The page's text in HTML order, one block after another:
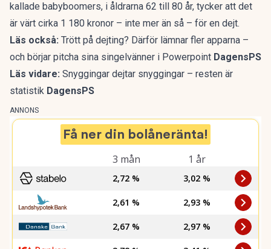
kallade babyboomers, i åldrarna 62 till 80 år, tycker att det
är värt cirka 1 180 kronor – inte mer än så – för en dejt.
Läs också: Trött på dejting? Därför lämnar fler apparna –
och börjar pitcha sina singelvänner i Powerpoint DagensPS
Läs vidare: Snyggingar dejtar snyggingar – resten är
statistik DagensPS
ANNONS